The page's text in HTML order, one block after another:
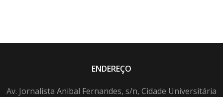
ENDEREÇO
Av. Jornalista Anibal Fernandes, s/n, Cidade Universitária